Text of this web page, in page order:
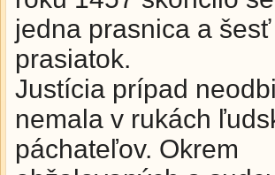
jedna prasnica a šesť
prasiatok.
Justícia prípad
nemala v rukách
páchateľov. Okrem